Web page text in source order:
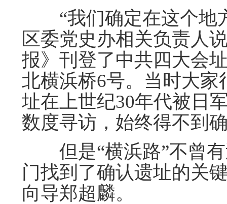
“我们确定在这个地
区委党史办相关负责人
报》刊登了中共四大会
北横浜桥6号。当时大
址在上世纪30年代被日
数度寻访，始终得不到
但是“横浜路”不曾有
门找到了确认遗址的关
向导郑超麟。